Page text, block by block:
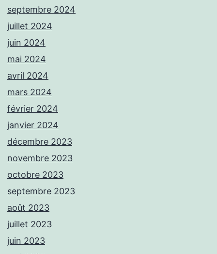
septembre 2024
juillet 2024
juin 2024
mai 2024
avril 2024
mars 2024
février 2024
janvier 2024
décembre 2023
novembre 2023
octobre 2023
septembre 2023
août 2023
juillet 2023
juin 2023